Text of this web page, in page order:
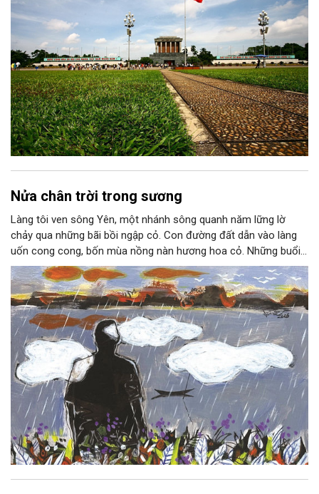
Nửa chân trời trong sương
Làng tôi ven sông Yên, một nhánh sông quanh năm lững lờ
chảy qua những bãi bồi ngập cỏ. Con đường đất dẫn vào làng
uốn cong cong, bốn mùa nồng nàn hương hoa cỏ. Những buổi
hoàng hôn, khi nắng đã dịu xuống phía cuối sông, đám hoa tím
lại thẫm màu như có ai vừa rắc lên một lớp khói.